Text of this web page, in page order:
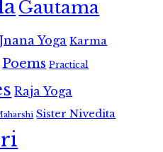
Gautama
Jnana Yoga Karma
Poems Practical
Raja Yoga
Sister Nivedita